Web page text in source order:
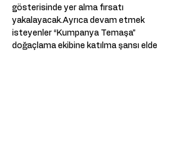
gösterisinde yer alma fırsatı
yakalayacak.Ayrıca devam etmek
isteyenler “Kumpanya Temaşa”
doğaçlama ekibine katılma şansı elde